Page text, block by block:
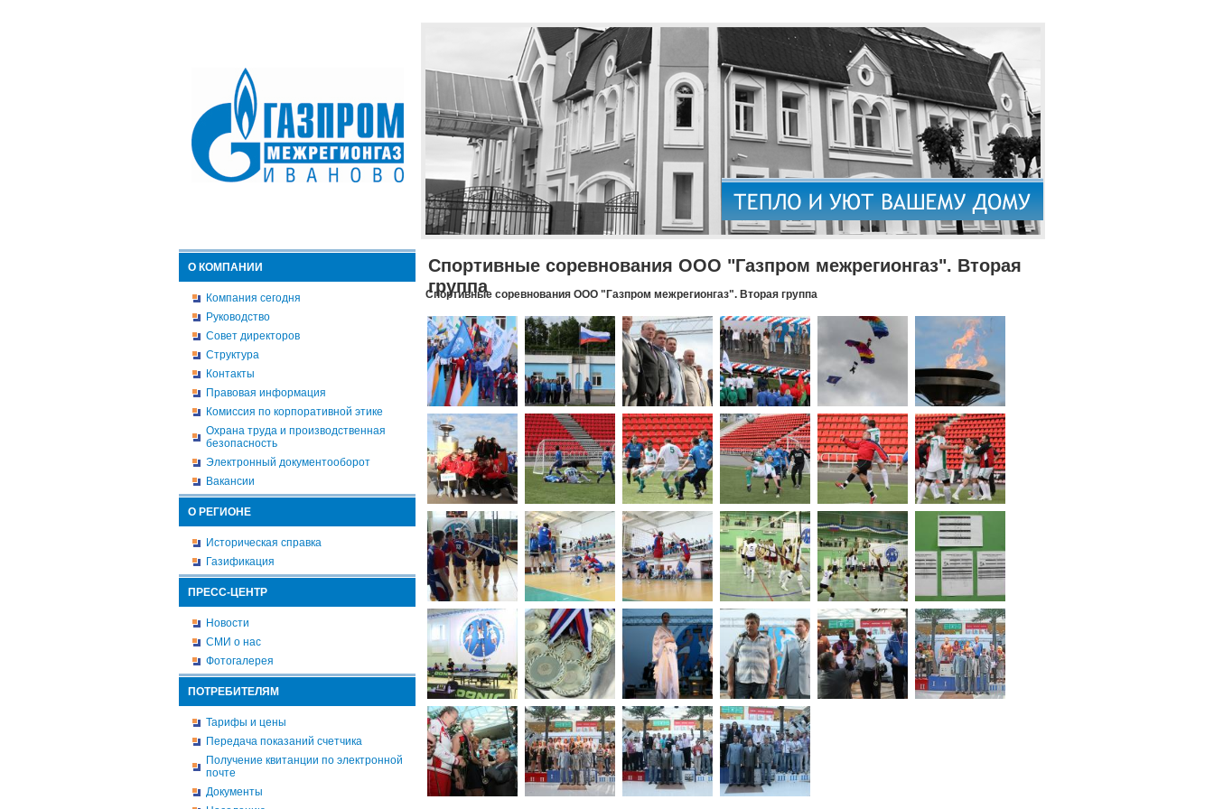
О КОМПАНИИ
Компания сегодня
Руководство
Совет директоров
Структура
Контакты
Правовая информация
Комиссия по корпоративной этике
Охрана труда и производственная
безопасность
Электронный документооборот
Вакансии
О РЕГИОНЕ
Историческая справка
Газификация
ПРЕСС-ЦЕНТР
Новости
СМИ о нас
Фотогалерея
ПОТРЕБИТЕЛЯМ
Тарифы и цены
Передача показаний счетчика
Получение квитанции по электронной
почте
Документы
Спортивные соревнования ООО "Газпром межрегионгаз". Вторая
группа
Спортивные соревнования ООО "Газпром межрегионгаз". Вторая группа